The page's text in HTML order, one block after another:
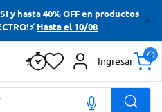
y hasta 40% OFF en productos
Hasta el 10/08
Ingresar